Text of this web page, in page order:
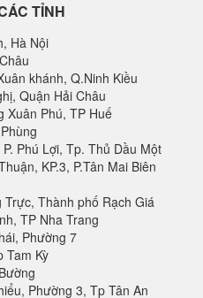
TỈNH
Hà Nội
khánh, Q.Ninh Kiều
Quận Hải Châu
Xuân Phú, TP Huế
Phú Lợi, Tp. Thủ Dầu Một
KP.3, P.Tân Mai Biên
Trực, Thành phố Rạch Giá
TP Nha Trang
Phường 7
Tam Kỳ
Phường 3, Tp Tân An